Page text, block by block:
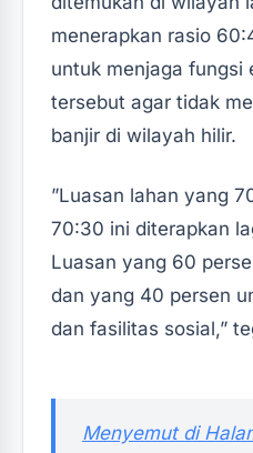
menerapkan rasio
untuk menjaga fungsi
tersebut agar tidak
banjir di wilayah hilir.
‎‎”Luasan lahan yang
70:30 ini diterapkan
Luasan yang 60
dan yang 40 persen
dan fasilitas sosial,”
‎Menyemut di